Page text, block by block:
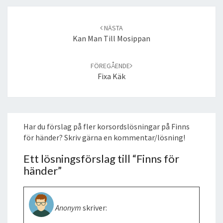
NÄSTA
Kan Man Till Mosippan
FÖREGÅENDE
Fixa Käk
Har du förslag på fler korsordslösningar på Finns
för händer? Skriv gärna en kommentar/lösning!
Ett lösningsförslag till “Finns för
händer”
Anonym skriver: